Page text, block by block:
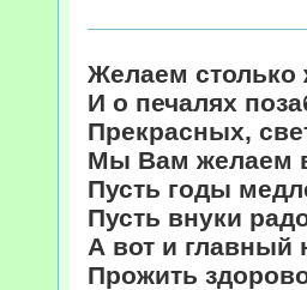
Желаем столько
И о печалях
Прекрасных,
Мы Вам желаем
Пусть годы
Пусть внуки
А вот и главный
Прожить